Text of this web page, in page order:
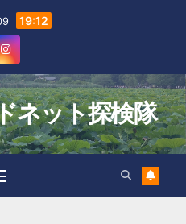
19:12
ネット探検隊